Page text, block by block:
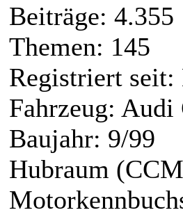
Beiträge: 4.355
Themen: 145
Registriert seit:
Fahrzeug: Audi
Baujahr: 9/99
Hubraum